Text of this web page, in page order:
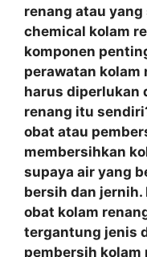
renang atau
chemical kolam
komponen
perawatan kolam
harus diperlukan
renang itu
obat atau
membersihkan
supaya air yang
bersih dan jernih.
obat kolam
tergantung jenis
pembersih kolam